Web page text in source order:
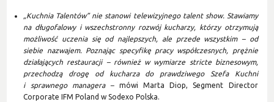
„Kuchnia Talentów” nie stanowi telewizyjnego talent show. Stawiamy
na długofalowy i wszechstronny rozwój kucharzy, którzy otrzymują
możliwość uczenia się od najlepszych, ale przede wszystkim – od
siebie nazwajem. Poznając specyfikę pracy współczesnych, prężnie
działających restauracji – również w wymiarze stricte biznesowym,
przechodzą drogę od kucharza do prawdziwego Szefa Kuchni
i sprawnego managera – mówi Marta Diop, Segment Director
Corporate IFM Poland w Sodexo Polska.